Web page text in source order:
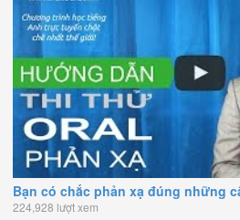
Bạn có chắc phản xạ đúng những
224,928 lượt xem